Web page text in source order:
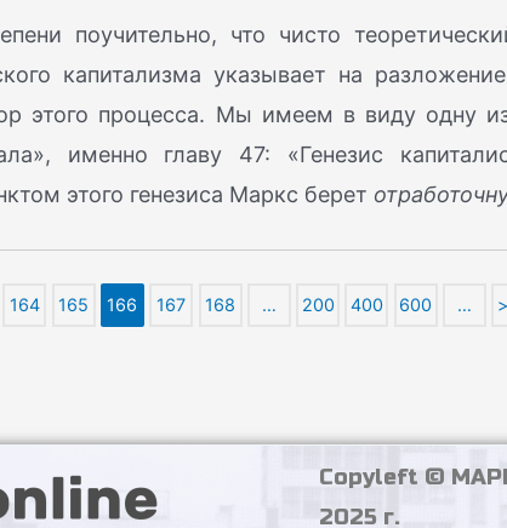
поучительно, что чисто
капитализма указывает на
этого процесса. Мы имеем в виду одну
именно главу 47: «Генезис
этого генезиса Маркс берет
164 165 166 167 168 … 200 400 600 …
Copyleft ©
2025 г.